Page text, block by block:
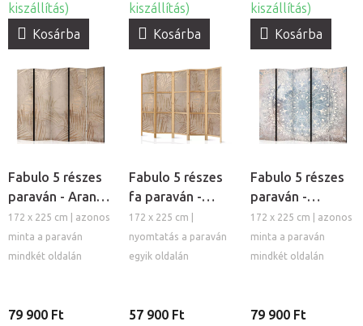
kiszállítás)
Kosárba
kiszállítás)
Kosárba
kiszállítás)
Kosárba
Fabulo 5 részes
paraván - Arany
pálmák
172 x 225 cm | azonos
minta a paraván
mindkét oldalán
79 900 Ft
Fabulo 5 részes
fa paraván -
Arany pálmák
172 x 225 cm |
nyomtatás a paraván
egyik oldalán
57 900 Ft
Fabulo 5 részes
paraván -
Mandala
172 x 225 cm | azonos
minta a paraván
mindkét oldalán
79 900 Ft